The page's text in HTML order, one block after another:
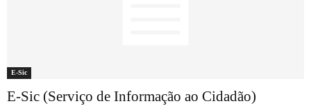
E-Sic
E-Sic (Serviço de Informação ao Cidadão)